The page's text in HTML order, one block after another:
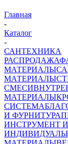
Главная
-
Каталог
-
САНТЕХНИКА
РАСПРОДАЖА
МАТЕРИАЛЫ
МАТЕРИАЛЫ
СМЕСИ
МАТЕРИАЛЫ
СИСТЕМА
И ФУРНИТУРА
ИНСТРУМЕНТ